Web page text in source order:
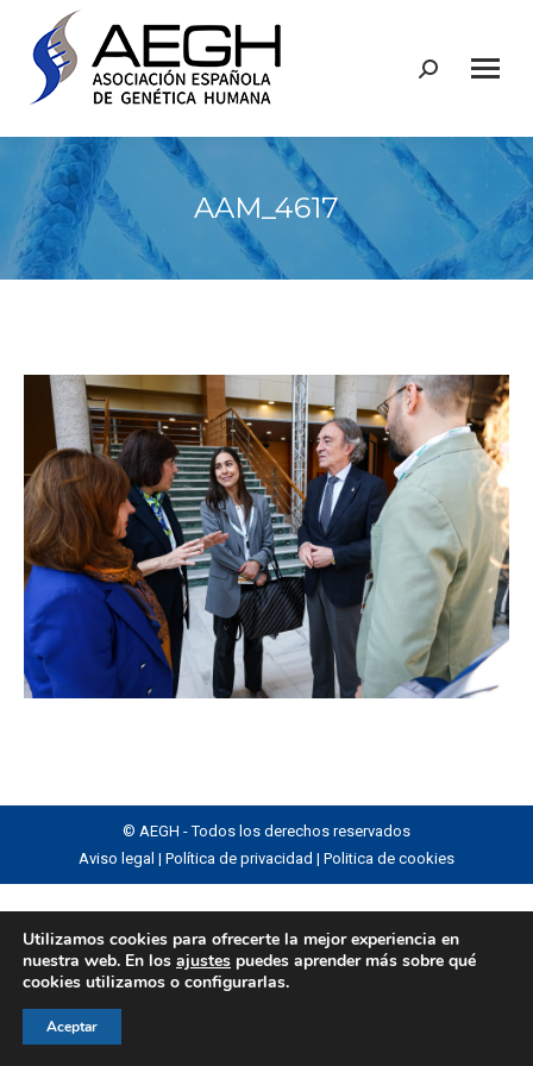
Buscar:
AAM_4617
© AEGH - Todos los derechos reservados
Aviso legal | Política de privacidad | Politica de cookies
Utilizamos cookies para ofrecerte la mejor experiencia en
nuestra web. En los ajustes puedes aprender más sobre qué
cookies utilizamos o configurarlas.
Aceptar